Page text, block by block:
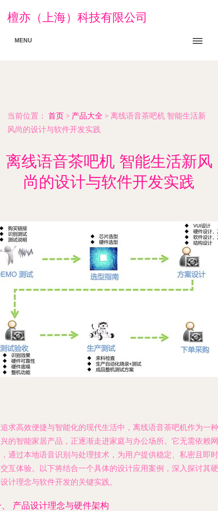
檀亦（上海）科技有限公司
MENU
当前位置： 首页 > 产品大全 > 离线语音茶吧机 智能生活新
风尚的设计与软件开发实践
离线语音茶吧机 智能生活新风
尚的设计与软件开发实践
求高效便捷与智能化的现代生活中，离线语音茶吧机作为一种
的智能家居产品，正逐渐走进家庭与办公场所。它无需依赖网
通过本地语音识别与处理技术，为用户提供稳定、私密且即时
互体验。以下将结合一个具体的设计应用案例，深入探讨其硬
计理念与软件开发的关键实践。
产品设计理念与硬件架构